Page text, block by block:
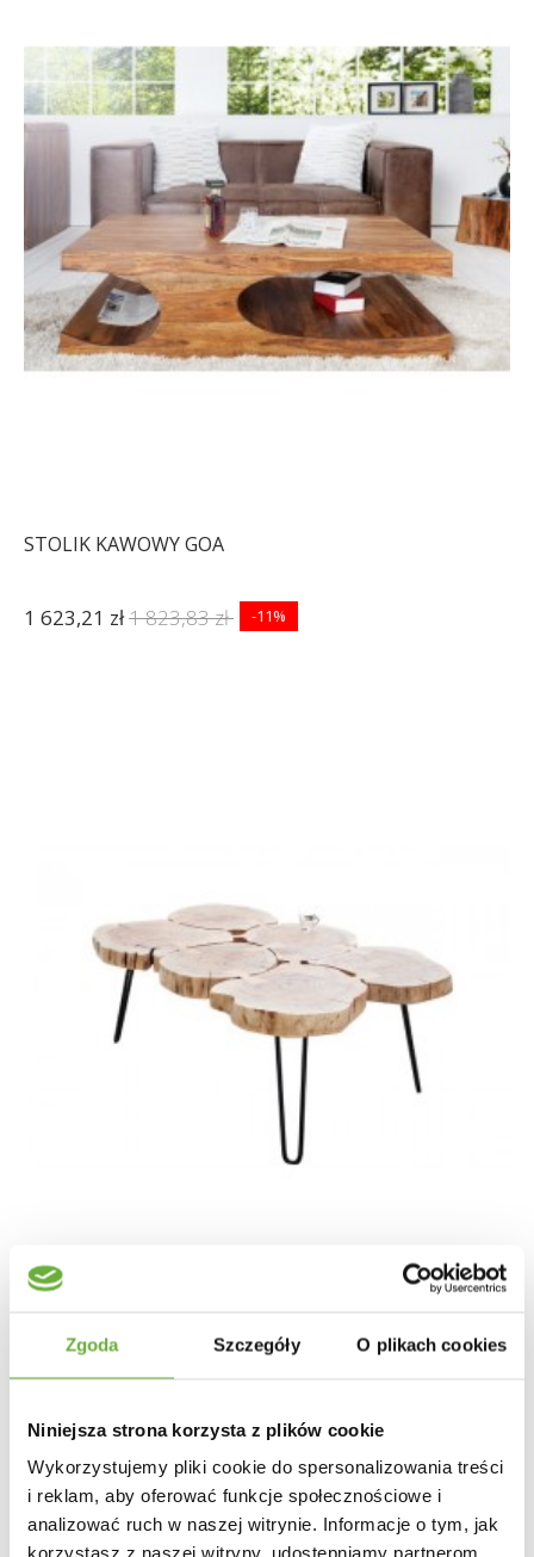
Zgoda Szczegóły O plikach cookies
Niniejsza strona korzysta z plików cookie
Wykorzystujemy pliki cookie do spersonalizowania treści
i reklam, aby oferować funkcje społecznościowe i
analizować ruch w naszej witrynie. Informacje o tym, jak
korzystasz z naszej witryny, udostępniamy partnerom
STOLIK KAWOWY GOA
1 623,21 zł1 823,83 zł -11%
STOLIK KAWOWY GOA II
986,26 zł 1 108,16 zł